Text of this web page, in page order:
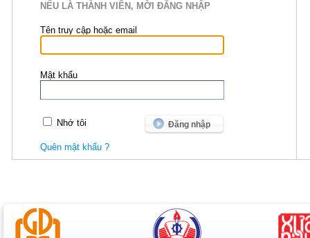
NẾU LÀ THÀNH VIÊN, MỜI ĐĂNG NHẬP
Tên truy cập hoặc email
Mật khẩu
Nhớ tôi
Quên mật khẩu ?